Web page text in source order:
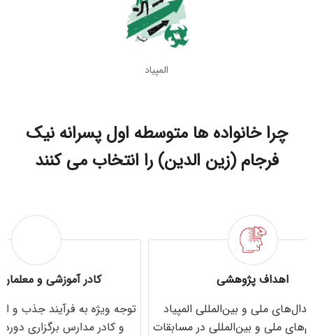
المپیاد
چرا خانواده ها متوسطه اول پسرانه نیک
فرجام (زین الدین) را انتخاب می کنند
کادر آموزشی و معلمان مجرب
توجه ویژه به فرآیند جذب و استخدام معلمان
و کادر مدارس برگزاری دوره‌های آموزشی